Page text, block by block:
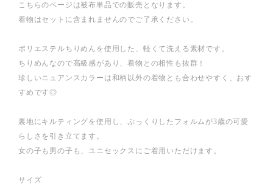
こちらのページは被布単品での販売となります。
着物はセットに含まれませんのでご了承ください。
ポリエステルちりめんを使用した、軽くて洗える素材です。
ちりめんなので高級感があり、着物との相性も抜群！
珍しいニュアンスカラーは和柄以外の着物とも合わせやすく、おす
すめです◎
裏地にキルティングを使用し、ぷっくりしたフォルムが3歳の可愛
らしさを引き立てます。
女の子も男の子も、ユニセックスにご着用いただけます。
サイズ